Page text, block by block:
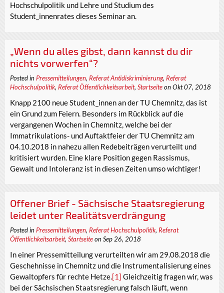
Hochschulpolitik und Lehre und Studium des
Student_innenrates dieses Seminar an.
„Wenn du alles gibst, dann kannst du dir
nichts vorwerfen“?
Posted in Pressemitteilungen, Referat Antidiskriminierung, Referat
Hochschulpolitik, Referat Öffentlichkeitsarbeit, Startseiteon Okt 07, 2018
Knapp 2100 neue Student_innen an der TU Chemnitz, das ist
ein Grund zum Feiern. Besonders im Rückblick auf die
vergangenen Wochen in Chemnitz, welche bei der
Immatrikulations- und Auftaktfeier der TU Chemnitz am
04.10.2018 in nahezu allen Redebeiträgen verurteilt und
kritisiert wurden. Eine klare Position gegen Rassismus,
Gewalt und Intoleranz ist in diesen Zeiten umso wichtiger!
Offener Brief - Sächsische Staatsregierung
leidet unter Realitätsverdrängung
Posted inPressemitteilungen, Referat Hochschulpolitik, Referat
Öffentlichkeitsarbeit, Startseiteon Sep 26, 2018
In einer Pressemitteilung verurteilten wir am 29.08.2018 die
Geschehnisse in Chemnitz und die Instrumentalisierung eines
Gewaltopfers für rechte Hetze.[1] Gleichzeitig fragen wir, was
bei der Sächsischen Staatsregierung falsch läuft, wenn